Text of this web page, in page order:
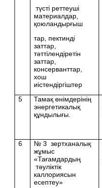
түсті реттеуші
материалдар,
қоюландырғыш
тар, пектинді
заттар,
тәттілендіретін
заттар,
консерванттар,
хош
иістендіргіштер
5
Тамақ өнімдерінің
энергетикалық
құндылығы.
6
№ 3 зертханалық
жұмыс
«Тағамдардың
тәуліктік
каллориясын
есептеу»